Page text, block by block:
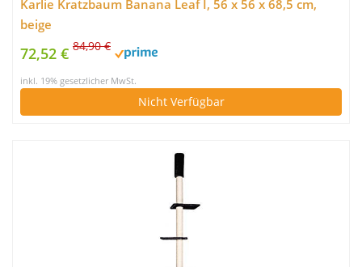
Karlie Kratzbaum Banana Leaf I, 56 x 56 x 68,5 cm,
beige
72,52 € 84,90 €
inkl. 19% gesetzlicher MwSt.
Nicht Verfügbar